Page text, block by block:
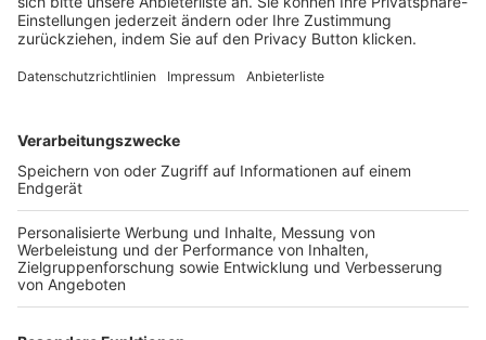
FOLGE DEM BFV
TOP-VEREINE
TOP-PARTNER